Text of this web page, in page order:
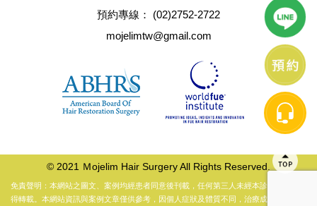
預約專線：
(02)2752-2722
mojelimtw@gmail.com
© 2021 Ｍojelim Hair Surgery All Rights Reserved.
免責聲明：本網站之圖文、案例均經患者同意後刊載，任何第三人未經本診所同意，不
得轉載。本網站資訊與案例文章僅供參考，因個人症狀及體質不同，治療成效以醫師當